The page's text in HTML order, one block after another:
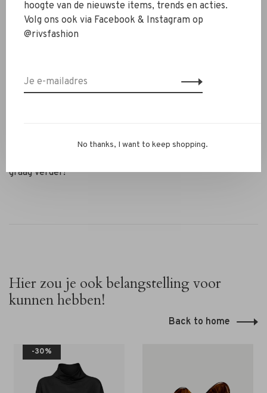
trainingsstof wat heerlijk, zacht en comfortabel
aanvoelt.
Wasvoorschrift
Twijfel je nog over je maat? Neem contact op met ons
graag verder!
Hier zou je ook belangstelling voor
kunnen hebben!
Back to home
-30%
hoogte van de nieuwste items, trends en acties.
Volg ons ook via Facebook & Instagram op
@rivsfashion
No thanks, I want to keep shopping.